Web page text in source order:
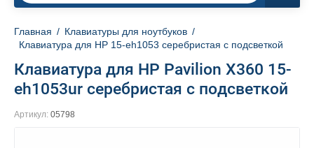
Главная / Клавиатуры для ноутбуков /
Клавиатура для HP 15-eh1053 серебристая с подсветкой
Клавиатура для HP Pavilion X360 15-
eh1053ur серебристая с подсветкой
Артикул: 05798